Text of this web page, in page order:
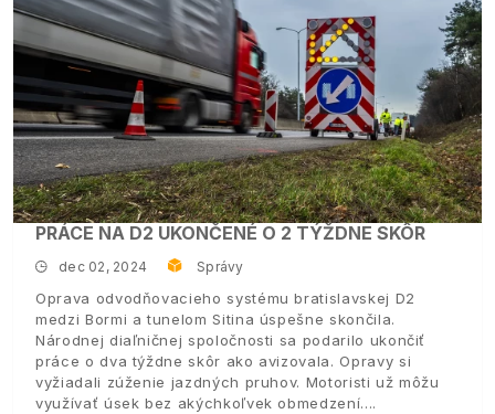
PRÁCE NA D2 UKONČENÉ O 2 TÝŽDNE SKÔR
dec 02, 2024 Správy
Oprava odvodňovacieho systému bratislavskej D2
medzi Bormi a tunelom Sitina úspešne skončila.
Národnej diaľničnej spoločnosti sa podarilo ukončiť
práce o dva týždne skôr ako avizovala. Opravy si
vyžiadali zúženie jazdných pruhov. Motoristi už môžu
využívať úsek bez akýchkoľvek obmedzení.